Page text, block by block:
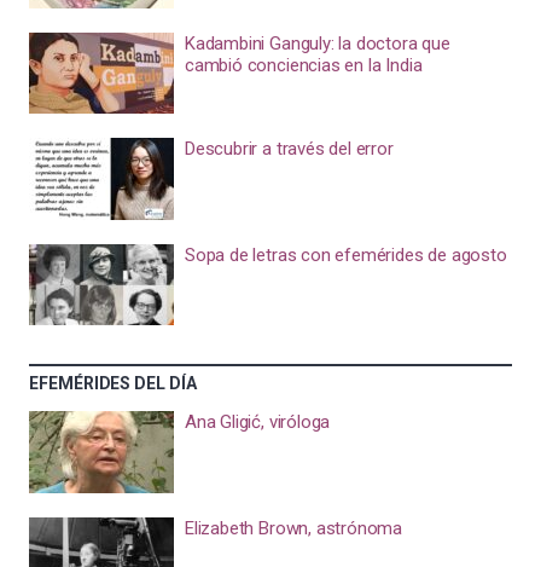
Kadambini Ganguly: la doctora que
cambió conciencias en la India
Descubrir a través del error
Sopa de letras con efemérides de agosto
EFEMÉRIDES DEL DÍA
Ana Gligić, viróloga
Elizabeth Brown, astrónoma